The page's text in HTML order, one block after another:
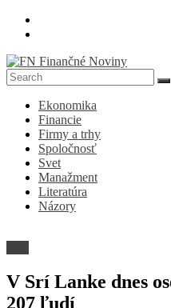
Skip
FN
Finančné
Noviny
Denník
ekonomike
spoločnosti
Ekonomika
Financie
Firmy a trhy
Spoločnosť
Svet
Manažment
Literatúra
Názory
V Srí Lanke dnes
207 ľudí